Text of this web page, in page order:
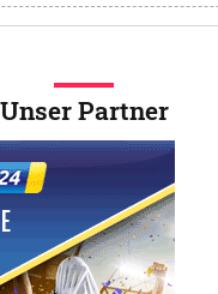
Unser Partner